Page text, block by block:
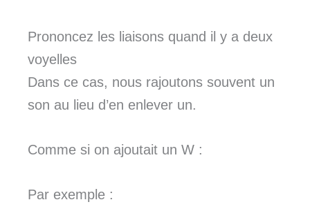
Prononcez les liaisons quand il y a deux
voyelles
Dans ce cas, nous rajoutons souvent un
son au lieu d’en enlever un.
Comme si on ajoutait un W :
Par exemple :